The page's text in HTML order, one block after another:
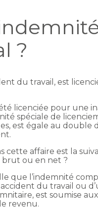
?
du travail, est
été licenciée pour une
spéciale de
est égale au double
cette affaire est la
brut ou en net ?
que l’indemnité
du travail ou
est soumise
revenu.